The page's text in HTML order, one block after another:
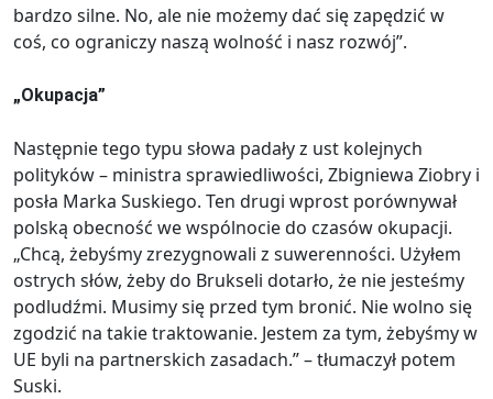
bardzo silne. No, ale nie możemy dać się zapędzić w
coś, co ograniczy naszą wolność i nasz rozwój”.
„Okupacja”
Następnie tego typu słowa padały z ust kolejnych
polityków – ministra sprawiedliwości, Zbigniewa Ziobry i
posła Marka Suskiego. Ten drugi wprost porównywał
polską obecność we wspólnocie do czasów okupacji.
„Chcą, żebyśmy zrezygnowali z suwerenności. Użyłem
ostrych słów, żeby do Brukseli dotarło, że nie jesteśmy
podludźmi. Musimy się przed tym bronić. Nie wolno się
zgodzić na takie traktowanie. Jestem za tym, żebyśmy w
UE byli na partnerskich zasadach.” – tłumaczył potem
Suski.